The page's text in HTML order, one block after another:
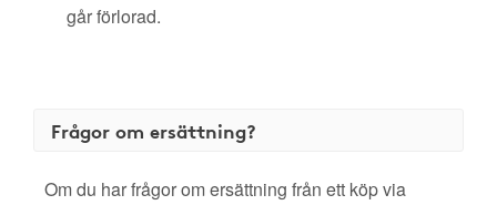
går förlorad.
Frågor om ersättning?
Om du har frågor om ersättning från ett köp via